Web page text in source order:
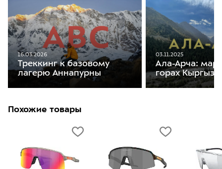
16.03.2026
Треккинг к базовому
лагерю Аннапурны
03.11.2025
Ала-Арча:
горах
Похожие товары